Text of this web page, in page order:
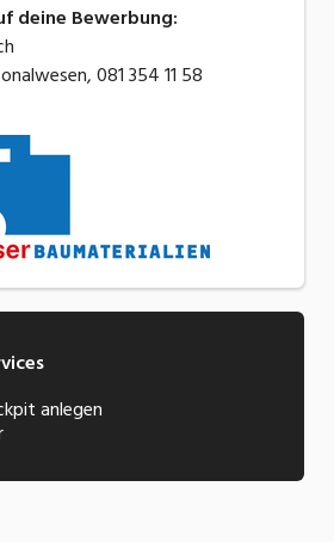
deine Bewerbung:
081 354 11 58
anlegen